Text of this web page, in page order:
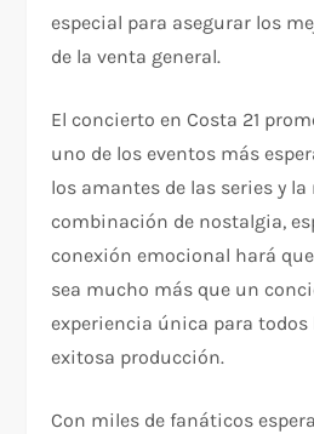
especial para asegurar los
de la venta general.
El concierto en Costa 21
uno de los eventos más
los amantes de las series y
combinación de nostalgia,
conexión emocional hará
sea mucho más que un
experiencia única para todos
exitosa producción.
Con miles de fanáticos